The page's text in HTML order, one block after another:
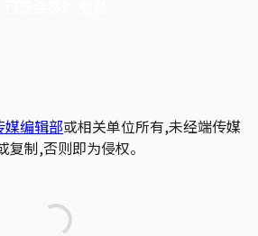
媒编辑部或相关单位所有,未经端传媒
制,否则即为侵权。